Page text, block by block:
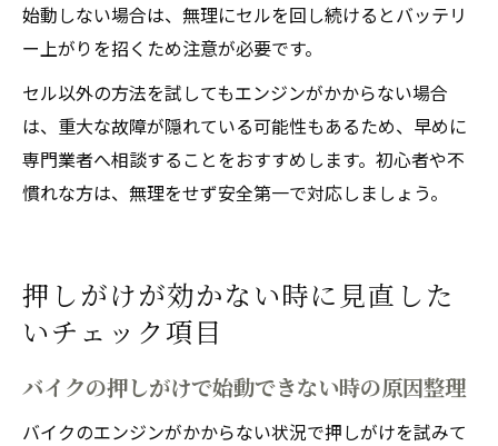
始動しない場合は、無理にセルを回し続けるとバッテリ
ー上がりを招くため注意が必要です。
セル以外の方法を試してもエンジンがかからない場合
は、重大な故障が隠れている可能性もあるため、早めに
専門業者へ相談することをおすすめします。初心者や不
慣れな方は、無理をせず安全第一で対応しましょう。
押しがけが効かない時に見直した
いチェック項目
バイクの押しがけで始動できない時の原因整理
バイクのエンジンがかからない状況で押しがけを試みて